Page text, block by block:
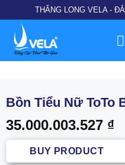
đến
dung
THĂNG LONG VELA -
Bồn Tiểu Nữ ToTo
35.000.003.527 ₫
BUY PRODUCT